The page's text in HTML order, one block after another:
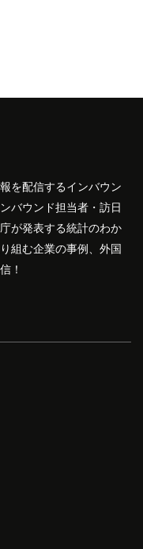
を配信するインバウン
バウンド担当者・訪日
が発表する統計のわか
組む企業の事例、外国
！